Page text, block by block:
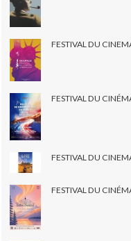
FESTIVAL DU
FESTIVAL DU
FESTIVAL DU
FESTIVAL DU